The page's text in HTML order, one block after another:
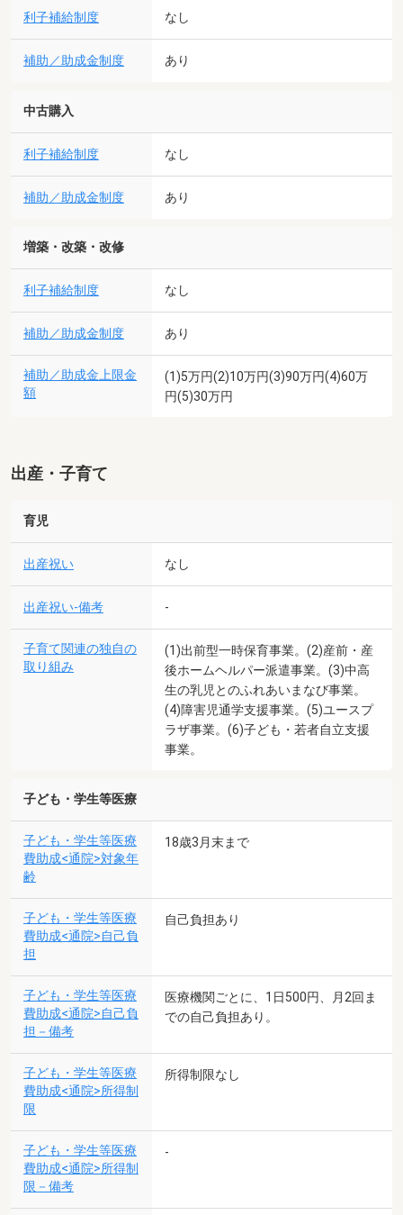
利子補給制度 なし
補助／助成金制度 あり
中古購入
利子補給制度 なし
補助／助成金制度 あり
増築・改築・改修
利子補給制度 なし
補助／助成金制度 あり
補助／助成金上限金
額
(1)5万円(2)10万円(3)90万円(4)60万
円(5)30万円
出産・子育て
育児
出産祝い なし
出産祝い-備考 -
子育て関連の独自の
取り組み
(1)出前型一時保育事業。(2)産前・産
後ホームヘルパー派遣事業。(3)中高
生の乳児とのふれあいまなび事業。
(4)障害児通学支援事業。(5)ユースプ
ラザ事業。(6)子ども・若者自立支援
事業。
子ども・学生等医療
子ども・学生等医療
費助成<通院>対象年
齢
18歳3月末まで
子ども・学生等医療
費助成<通院>自己負
担
自己負担あり
子ども・学生等医療
費助成<通院>自己負
担－備考
医療機関ごとに、1日500円、月2回ま
での自己負担あり。
子ども・学生等医療
費助成<通院>所得制
限
所得制限なし
子ども・学生等医療
費助成<通院>所得制
限－備考
-